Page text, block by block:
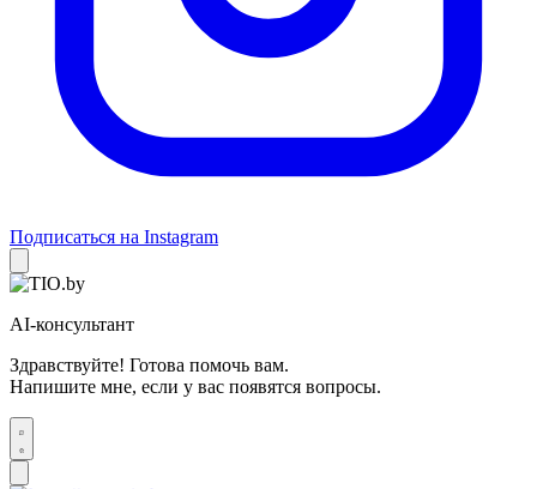
Подписаться на Instagram
AI-консультант
Здравствуйте! Готова помочь вам.
Напишите мне, если у вас появятся вопросы.